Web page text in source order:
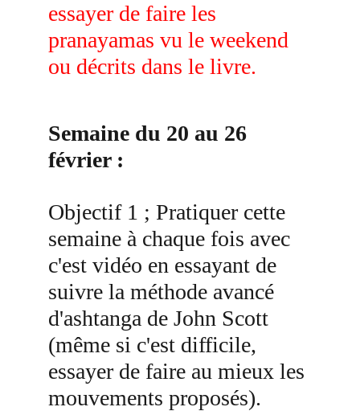
essayer de faire les
pranayamas vu le weekend
ou décrits dans le livre.
Semaine du 20 au 26
février :
Objectif 1 ; Pratiquer cette
semaine à chaque fois avec
c'est vidéo en essayant de
suivre la méthode avancé
d'ashtanga de John Scott
(même si c'est difficile,
essayer de faire au mieux les
mouvements proposés).